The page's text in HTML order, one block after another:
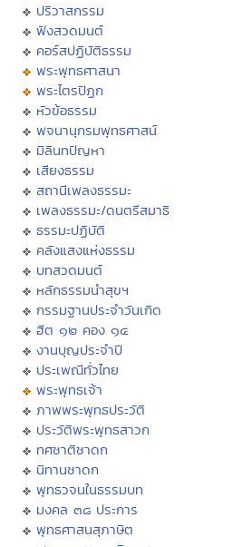
ปริวาสกรรม
ฟังสวดมนต์
คอร์สปฏิบัติธรรม
พระพุทธศาสนา
พระไตรปิฏก
หัวข้อธรรม
พจนานุกรมพุทธศาสน์
มิลินทปัญหา
เสียงธรรม
สถานีเพลงธรรมะ
เพลงธรรมะ/ดนตรีสมาธิ
ธรรมะปฏิบัติ
คลังแสงแห่งธรรม
บทสวดมนต์
หลักธรรมนำสุขฯ
กรรมฐานประจำวันเกิด
ฮีต ๑๒ คอง ๑๔
งานบุญประจำปี
ประเพณีทั่วไทย
พระพุทธเจ้า
ภาพพระพุทธประวัติ
ประวัติพระพุทธสาวก
ทศชาติชาดก
นิทานชาดก
พุทธวจนในธรรมบท
มงคล ๓๘ ประการ
พุทธศาสนสุภาษิต